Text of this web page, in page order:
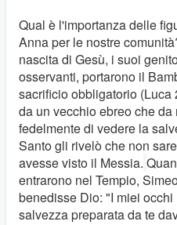
Qual è l'importanza delle
Anna per le nostre
nascita di Gesù, i suoi
osservanti, portarono il
sacrificio obbligatorio (Luca
da un vecchio ebreo che
fedelmente di vedere la
Santo gli rivelò che non
avesse visto il Messia.
entrarono nel Tempio,
benedisse Dio: "I miei
salvezza preparata da te